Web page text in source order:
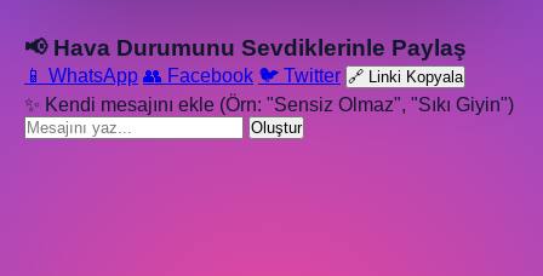
📢 Hava Durumunu Sevdiklerinle Paylaş
📱 WhatsApp 👥 Facebook 🐦 Twitter 🔗 Linki Kopyala
✨ Kendi mesajını ekle (Örn: "Sensiz Olmaz", "Sıkı Giyin")
Oluştur